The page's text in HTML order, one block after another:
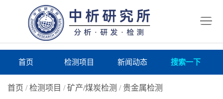
首页 检测项目 新闻动态 搜索一下
首页 /检测项目 /矿产/煤炭检测 / 贵金属检测